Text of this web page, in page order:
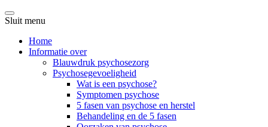
Sluit menu
Home
Informatie over
Blauwdruk psychosezorg
Psychosegevoeligheid
Wat is een psychose?
Symptomen psychose
5 fasen van psychose en herstel
Behandeling en de 5 fasen